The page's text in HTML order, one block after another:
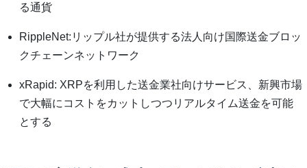
る通貨
RippleNet:リップル社が提供する法人向け国際送金ブロッ
クチェーンネットワーク
xRapid: XRPを利用した送金業社向けサービス、新興市場
で大幅にコストをカットしつつリアルタイム送金を可能
とする